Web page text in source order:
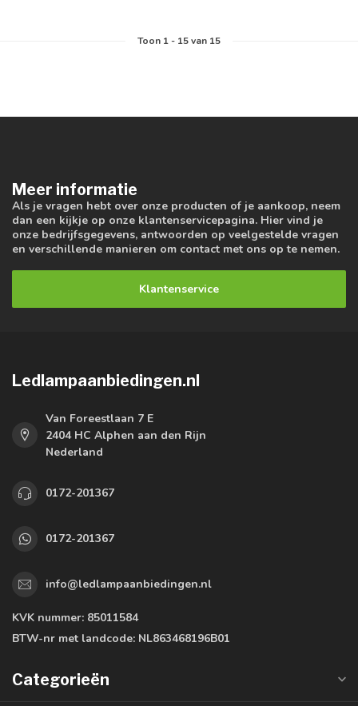
Toon 1- 15van 15
Meer informatie
Als je vragen hebt over onze producten of je aankoop, neem
dan een kijkje op onze klantenservicepagina. Hier vind je
onze bedrijfsgegevens, antwoorden op veelgestelde vragen
en verschillende manieren om contact met ons op te nemen.
Klantenservice
Ledlampaanbiedingen.nl
Van Foreestlaan 7 E
2404 HC Alphen aan den Rijn
Nederland
0172-201367
0172-201367
info@ledlampaanbiedingen.nl
KVK nummer: 85011584
BTW-nr met landcode: NL863468196B01
Categorieën